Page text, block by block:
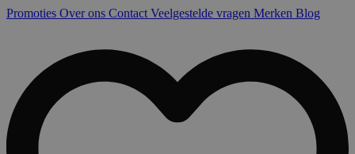
Promoties Over ons Contact Veelgestelde vragen Merken Blog